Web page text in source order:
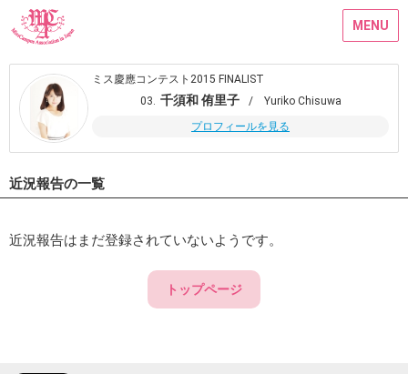
MENU
ミス慶應コンテスト2015 FINALIST
03. 千須和 侑里子
/ Yuriko Chisuwa
プロフィールを見る
近況報告の一覧
近況報告はまだ登録されていないようです。
トップページ